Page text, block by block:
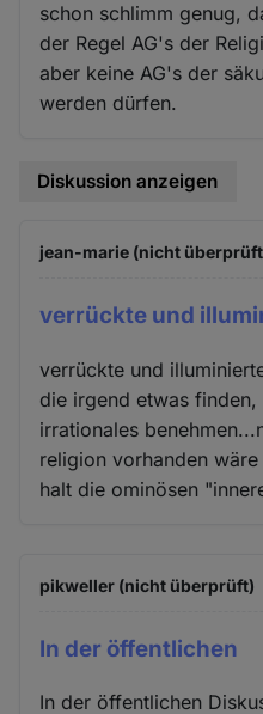
schon schlimm genug,
der Regel AG's der
aber keine AG's der
werden dürfen.
Diskussion anzeigen
jean-marie (nicht
verrückte und
verrückte und
die irgend etwas
irrationales
religion vorhanden
halt die ominösen
pikweller (nicht überprüft)
In der öffentlichen
In der öffentlichen